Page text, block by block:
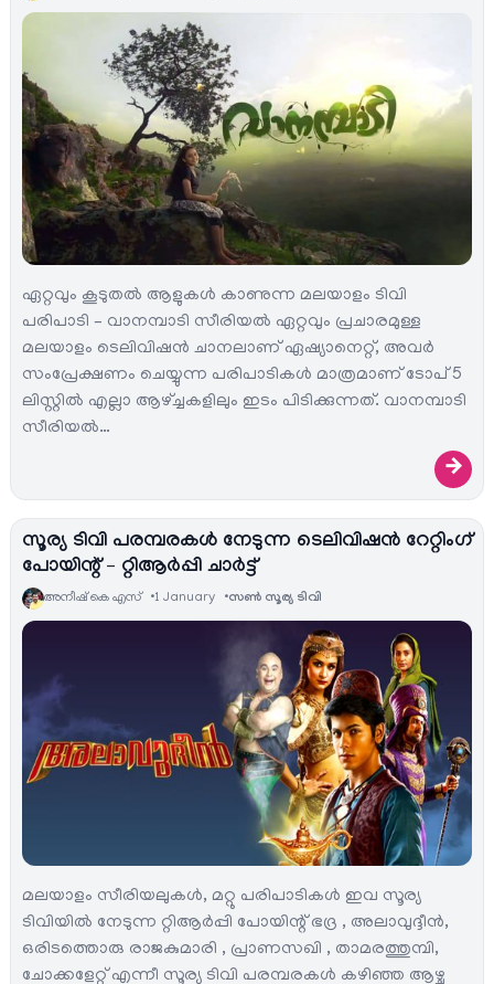
ഏറ്റവും കൂടുതല്‍ ആളുകള്‍ കാണുന്ന മലയാളം ടിവി
പരിപാടി – വാനമ്പാടി സീരിയൽ ഏറ്റവും പ്രചാരമുള്ള
മലയാളം ടെലിവിഷന്‍ ചാനലാണ്‌ ഏഷ്യാനെറ്റ്‌, അവര്‍
സംപ്രേക്ഷണം ചെയ്യുന്ന പരിപാടികള്‍ മാത്രമാണ് ടോപ്‌ 5
ലിസ്റ്റില്‍ എല്ലാ ആഴ്ച്ചകളിലും ഇടം പിടിക്കുന്നത്‌. വാനമ്പാടി
സീരിയൽ…
→
സൂര്യ ടിവി പരമ്പരകള്‍ നേടുന്ന ടെലിവിഷന്‍ റേറ്റിംഗ്
പോയിന്റ് – റ്റിആര്‍പ്പി ചാര്‍ട്ട്
അനീഷ്‌ കെ എസ് 1 January സൺ സൂര്യ ടിവി
മലയാളം സീരിയലുകള്‍, മറ്റു പരിപാടികള്‍ ഇവ സൂര്യ
ടിവിയില്‍ നേടുന്ന റ്റിആര്‍പ്പി പോയിന്റ് ഭദ്ര , അലാവുദ്ദീൻ,
ഒരിടത്തൊരു രാജകുമാരി , പ്രാണസഖി , താമരത്തുമ്പി,
ചോക്കളേറ്റ് എന്നീ സൂര്യ ടിവി പരമ്പരകള്‍ കഴിഞ്ഞ ആഴ്ച